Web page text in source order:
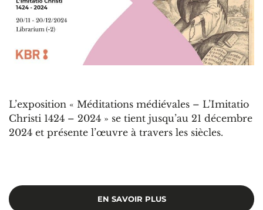
L’exposition « Méditations médiévales – L’Imitatio
Christi 1424 – 2024 » se tient jusqu’au 21 décembre
2024 et présente l’œuvre à travers les siècles.
EN SAVOIR PLUS